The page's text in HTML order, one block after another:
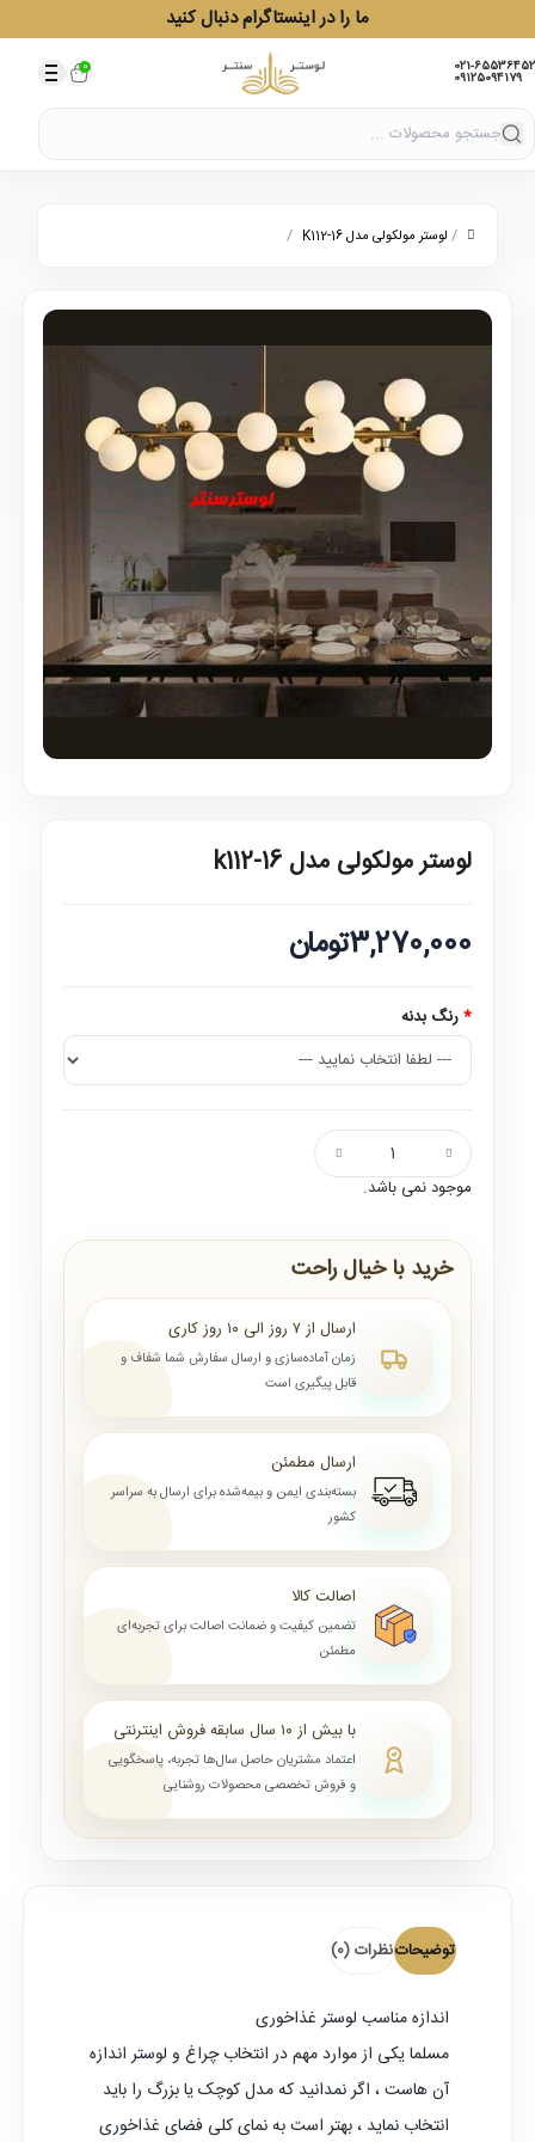
ما را در اینستاگرام دنبال کنید
021-65536452
09125094179
0
/ لوستر مولکولی مدل K112-16 /
لوستر مولکولی مدل k112-16
3,270,000تومان
رنگ بدنه
موجود نمی باشد.
خرید با خیال راحت
ارسال از ۷ روز الی ۱۰ روز کاری
زمان آماده‌سازی و ارسال سفارش شما شفاف و
قابل پیگیری است
ارسال مطمئن
بسته‌بندی ایمن و بیمه‌شده برای ارسال به سراسر
کشور
اصالت کالا
تضمین کیفیت و ضمانت اصالت برای تجربه‌ای
مطمئن
با بیش از ۱۰ سال سابقه فروش اینترنتی
اعتماد مشتریان حاصل سال‌ها تجربه، پاسخگویی
و فروش تخصصی محصولات روشنایی
توضیحاتنظرات (0)
اندازه مناسب لوستر غذاخوری
مسلما یکی از موارد مهم در انتخاب چراغ و لوستر اندازه
آن هاست ، اگر نمدانید که مدل کوچک یا بزرگ را باید
انتخاب نماید ، بهتر است به نمای کلی فضای غذاخوری